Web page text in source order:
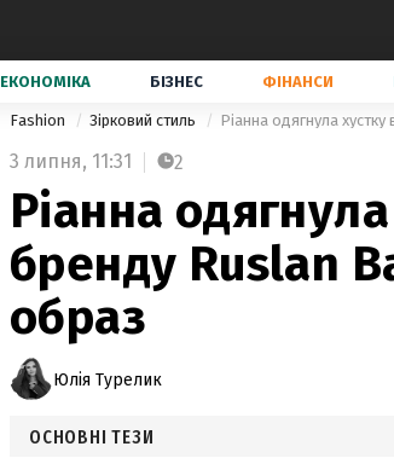
ЕКОНОМІКА БІЗНЕС ФІНАНСИ
Fashion Зірковий стиль Ріанна одягнула
3 липня, 11:31 2
Ріанна
бренду Ruslan
образ
Юлія Турелик
ОСНОВНІ ТЕЗИ